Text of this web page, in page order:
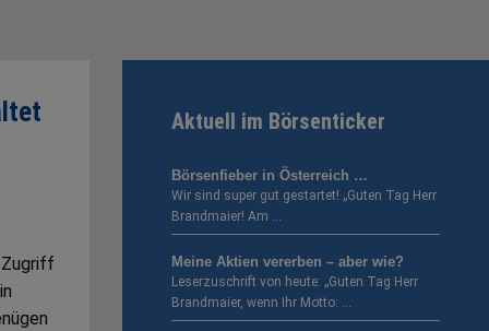
Zugriff
Aktuell im Börsenticker
Börsenfieber in Österreich …
Wir sind super gut gestartet! „Guten Tag Herr
Brandmaier! Am …
Meine Aktien vererben – aber wie?
Leserzuschrift von heute: „Guten Tag Herr
Brandmaier, wenn Ihr Motto: …